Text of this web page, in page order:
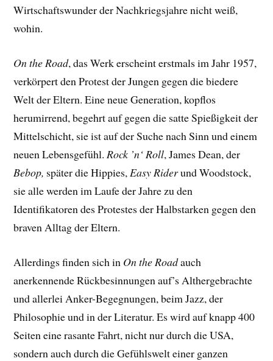
Wirtschaftswunder der Nachkriegsjahre nicht weiß,
wohin.
On the Road, das Werk erscheint erstmals im Jahr 1957,
verkörpert den Protest der Jungen gegen die biedere
Welt der Eltern. Eine neue Generation, kopflos
herumirrend, begehrt auf gegen die satte Spießigkeit der
Mittelschicht, sie ist auf der Suche nach Sinn und einem
neuen Lebensgefühl. Rock ’n‘ Roll, James Dean, der
Bebop, später die Hippies, Easy Riderund Woodstock,
sie alle werden im Laufe der Jahre zu den
Identifikatoren des Protestes der Halbstarken gegen den
braven Alltag der Eltern.
Allerdings finden sich in On the Roadauch
anerkennende Rückbesinnungen auf’s Althergebrachte
und allerlei Anker-Begegnungen, beim Jazz, der
Philosophie und in der Literatur. Es wird auf knapp 400
Seiten eine rasante Fahrt, nicht nur durch die USA,
sondern auch durch die Gefühlswelt einer ganzen